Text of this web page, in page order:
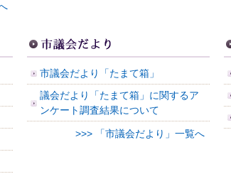
市議会だより「たまて箱」
議会だより「たまて箱」に関するア
ンケート調査結果について
>>> 「市議会だより」一覧へ